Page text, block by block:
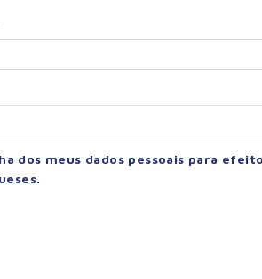
dos meus dados pessoais para